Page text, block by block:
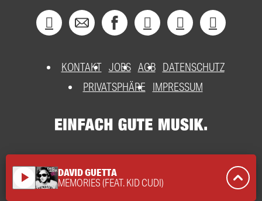
KONTAKT JOBS AGB DATENSCHUTZ
PRIVATSPHÄRE
IMPRESSUM
play_arrow DAVID GUETTA
MEMORIES (FEAT. KID CUDI)